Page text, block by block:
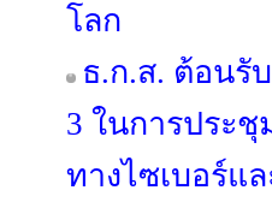
โลก
ธ.ก.ส. ต้อนรั
3 ในการประ
ทางไซเบอร์